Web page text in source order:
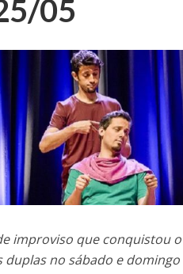
05
improviso que conquistou
duplas no sábado e domingo